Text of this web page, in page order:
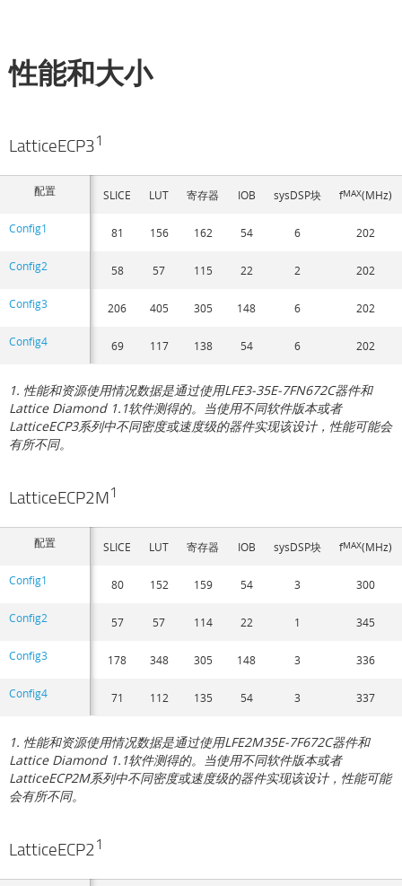
性能和大小
LatticeECP31
配置 SLICE LUT 寄存器 IOB sysDSP块 fMAX(MHz)
Config1 81 156 162 54 6 202
Config2 58 57 115 22 2 202
Config3 206 405 305 148 6 202
Config4 69 117 138 54 6 202
1. 性能和资源使用情况数据是通过使用LFE3-35E-7FN672C器件和
Lattice Diamond 1.1软件测得的。当使用不同软件版本或者
LatticeECP3系列中不同密度或速度级的器件实现该设计，性能可能会
有所不同。
LatticeECP2M1
配置 SLICE LUT 寄存器 IOB sysDSP块 fMAX(MHz)
Config1 80 152 159 54 3 300
Config2 57 57 114 22 1 345
Config3 178 348 305 148 3 336
Config4 71 112 135 54 3 337
1. 性能和资源使用情况数据是通过使用LFE2M35E-7F672C器件和
Lattice Diamond 1.1软件测得的。当使用不同软件版本或者
LatticeECP2M系列中不同密度或速度级的器件实现该设计，性能可能
会有所不同。
LatticeECP21